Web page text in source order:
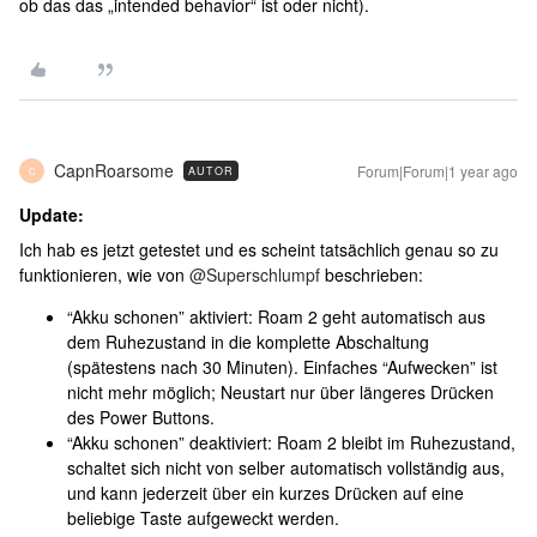
ob das das „intended behavior“ ist oder nicht).
C CapnRoarsome AUTOR Forum|Forum|1 year ago
Update:
Ich hab es jetzt getestet und es scheint tatsächlich genau so zu
funktionieren, wie von ​ @Superschlumpf beschrieben:
“Akku schonen” aktiviert: Roam 2 geht automatisch aus
dem Ruhezustand in die komplette Abschaltung
(spätestens nach 30 Minuten). Einfaches “Aufwecken” ist
nicht mehr möglich; Neustart nur über längeres Drücken
des Power Buttons.
“Akku schonen” deaktiviert: Roam 2 bleibt im Ruhezustand,
schaltet sich nicht von selber automatisch vollständig aus,
und kann jederzeit über ein kurzes Drücken auf eine
beliebige Taste aufgeweckt werden.